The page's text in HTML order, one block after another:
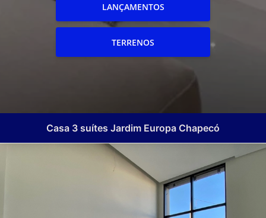
LANÇAMENTOS
TERRENOS
Casa 3 suítes Jardim Europa Chapecó